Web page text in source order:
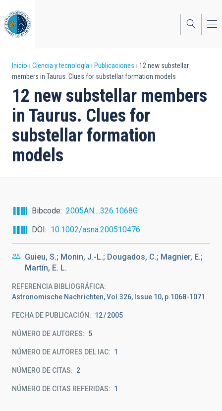
al
contenido
principal
Sobrescribir
enlaces
de
ayuda
a
la
Inicio Ciencia y tecnología Publicaciones
12 new substellar
members in Taurus. Clues for substellar formation models
12 new substellar members
in Taurus. Clues for
substellar formation
models
Bibcode
2005AN....326.1068G
DOI
10.1002/asna.200510476
Guieu, S.; Monin, J.-L.; Dougados, C.; Magnier, E.;
Martín, E. L.
REFERENCIA BIBLIOGRÁFICA
Astronomische Nachrichten, Vol.326, Issue 10, p.1068-1071
FECHA DE PUBLICACIÓN: 12 2005
NÚMERO DE AUTORES 5
NÚMERO DE AUTORES DEL IAC 1
NÚMERO DE CITAS 2
NÚMERO DE CITAS REFERIDAS 1